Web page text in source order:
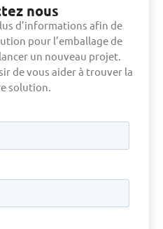
nous
d’informations afin de
pour l’emballage de
un nouveau projet.
de vous aider à trouver la
solution.